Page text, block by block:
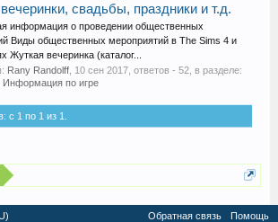
свадьбы, праздники и т.д.
информация о проведении общественных
Виды общественных мероприятий в The Sims 4 и
Жуткая вечеринка (каталог...
Rany Randolff, 10 сен 2017, ответов - 52, в разделе:
Информация по игре
с 1 по 1 из 1.
Обратная связь
Помощь